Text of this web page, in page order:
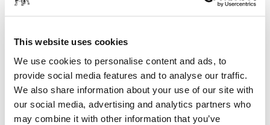
This website uses cookies
We use cookies to personalise content and ads, to
provide social media features and to analyse our traffic.
We also share information about your use of our site with
our social media, advertising and analytics partners who
may combine it with other information that you’ve
Leverans inom Finland (exklusive Åland)
Snabb leverans
Fri frakt över 49.90€ inkl.moms
Säker kortbetalning
Uppföljning av försändelse